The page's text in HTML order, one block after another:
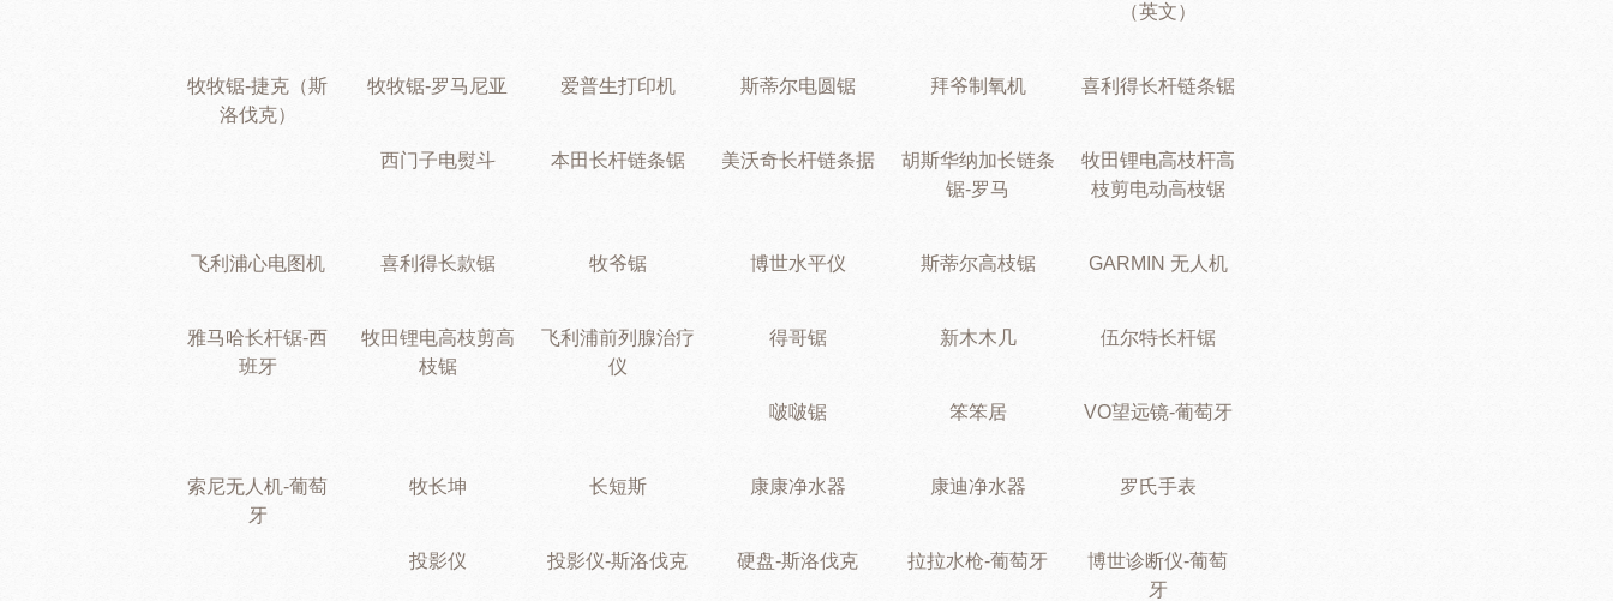
（英文）
牧牧锯-捷克（斯
洛伐克）
牧牧锯-罗马尼亚 爱普生打印机 斯蒂尔电圆锯 拜爷制氧机 喜利得长杆链条锯
西门子电熨斗 本田长杆链条锯 美沃奇长杆链条据
胡斯华纳加长链条
锯-罗马
牧田锂电高枝杆高
枝剪电动高枝锯
飞利浦心电图机 喜利得长款锯 牧爷锯 博世水平仪 斯蒂尔高枝锯 GARMIN 无人机
雅马哈长杆锯-西
班牙
牧田锂电高枝剪高
枝锯
飞利浦前列腺治疗
仪
得哥锯 新木木几 伍尔特长杆锯
啵啵锯 笨笨居 VO望远镜-葡萄牙
索尼无人机-葡萄
牙
牧长坤 长短斯 康康净水器 康迪净水器 罗氏手表
投影仪 投影仪-斯洛伐克 硬盘-斯洛伐克 拉拉水枪-葡萄牙
博世诊断仪-葡萄
牙